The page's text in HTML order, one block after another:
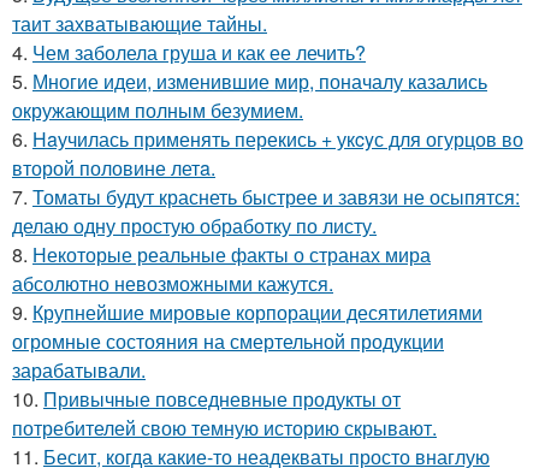
таит захватывающие тайны.
4. Чем заболела груша и как ее лечить?
5. Многие идеи, изменившие мир, поначалу казались
окружающим полным безумием.
6. Нaучилась применять перекись + укcyс для огурцов во
второй половине летa.
7. Томаты будут краснеть быстрее и завязи не осыпятся:
делаю одну простую обработку по листу.
8. Некоторые реальные факты о странах мира
абсолютно невозможными кажутся.
9. Крупнейшие мировые корпорации десятилетиями
огромные состояния на смертельной продукции
зарабатывали.
10. Привычные повседневные продукты от
потребителей свою темную историю скрывают.
11. Бесит, когда какие-то неадекваты просто внаглую